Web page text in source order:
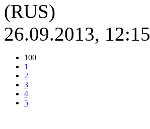
(RUS)
26.09.2013, 12:15
100
1
2
3
4
5